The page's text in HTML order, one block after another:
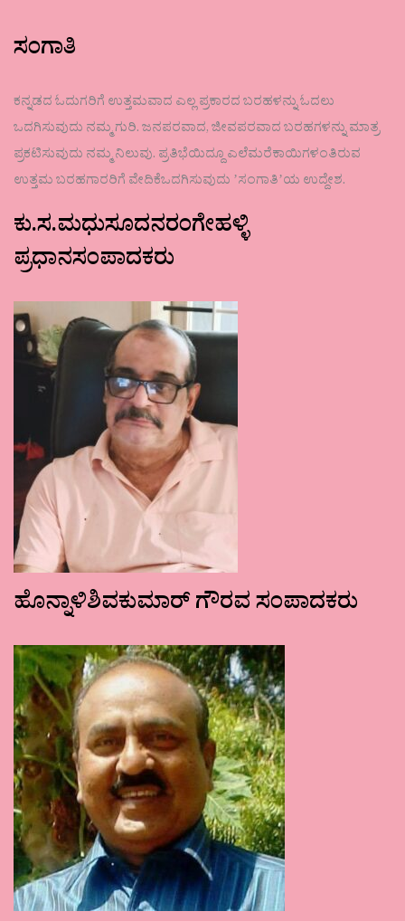
ಸಂಗಾತಿ
ಕನ್ನಡದ ಓದುಗರಿಗೆ ಉತ್ತಮವಾದ ಎಲ್ಲ ಪ್ರಕಾರದ ಬರಹಳನ್ನು ಓದಲು
ಒದಗಿಸುವುದು ನಮ್ಮ ಗುರಿ. ಜನಪರವಾದ, ಜೀವಪರವಾದ ಬರಹಗಳನ್ನು ಮಾತ್ರ
ಪ್ರಕಟಿಸುವುದು ನಮ್ಮ ನಿಲುವು. ಪ್ರತಿಭೆಯಿದ್ದೂ ಎಲೆಮರೆಕಾಯಿಗಳಂತಿರುವ
ಉತ್ತಮ ಬರಹಗಾರರಿಗೆ ವೇದಿಕೆಒದಗಿಸುವುದು ʼಸಂಗಾತಿʼಯ ಉದ್ದೇಶ.
ಕು.ಸ.ಮಧುಸೂದನರಂಗೇಹಳ್ಳಿ
ಪ್ರಧಾನಸಂಪಾದಕರು
ಹೊನ್ನಾಳಿಶಿವಕುಮಾರ್ ಗೌರವ ಸಂಪಾದಕರು